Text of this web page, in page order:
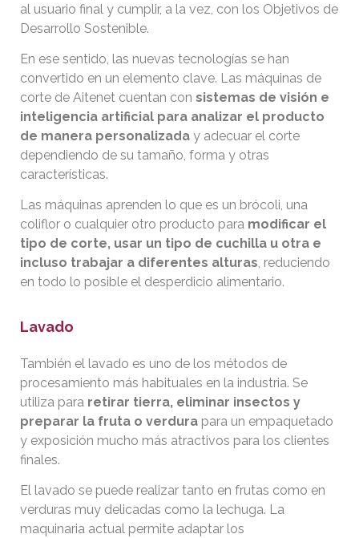
al usuario final y cumplir, a la vez, con los Objetivos de
Desarrollo Sostenible.
En ese sentido, las nuevas tecnologías se han
convertido en un elemento clave. Las máquinas de
corte de Aitenet cuentan con sistemas de visión e
inteligencia artificial para analizar el producto
de manera personalizada y adecuar el corte
dependiendo de su tamaño, forma y otras
características.
Las máquinas aprenden lo que es un brócoli, una
coliflor o cualquier otro producto para modificar el
tipo de corte, usar un tipo de cuchilla u otra e
incluso trabajar a diferentes alturas, reduciendo
en todo lo posible el desperdicio alimentario.
Lavado
También el lavado es uno de los métodos de
procesamiento más habituales en la industria. Se
utiliza para retirar tierra, eliminar insectos y
preparar la fruta o verdura para un empaquetado
y exposición mucho más atractivos para los clientes
finales.
El lavado se puede realizar tanto en frutas como en
verduras muy delicadas como la lechuga. La
maquinaria actual permite adaptar los